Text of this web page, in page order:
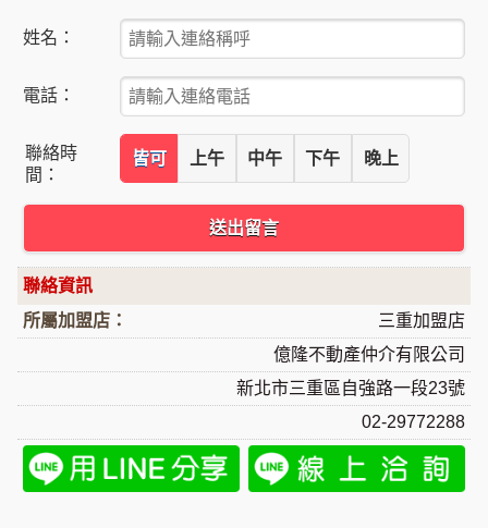
姓名：
電話：
聯絡時
間：
皆可 上午 中午 下午 晚上
送出留言
聯絡資訊
所屬加盟店：
三重加盟店
億隆不動產仲介有限公司
新北市三重區自強路一段23號
02-29772288